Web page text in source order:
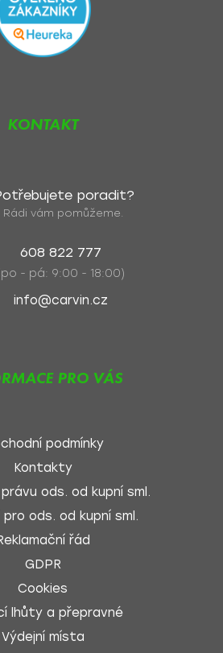
KONTAKT
poradit?
Rádi vám pomůžeme.
608 822 777
- pá: 9:00 - 18:00)
info@carvin.cz
PRO VÁS
podmínky
Kontakty
ods. od kupní sml.
pro ods. od kupní sml.
řád
GDPR
Cookies
lhůty a přepravné
Výdejní místa